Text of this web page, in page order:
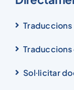
Traduccions
Sol·licitar